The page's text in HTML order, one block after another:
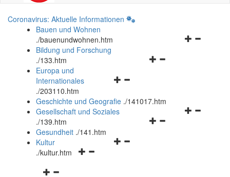
Coronavirus: Aktuelle Informationen
Bauen und Wohnen
./bauenundwohnen.htm
Navigationsmenü
Bildung und Forschung
./133.htm
Navigationsmenü
und
schließen
Europa und
Internationales
./203110.htm
Geschichte und Geografie ./141017.htm
Navigationsmenü
Gesellschaft und Soziales
./139.htm
Navigationsmenü
Gesundheit ./141.htm
Navigationsmenü
Kultur
./kultur.htm
Navigationsmenü